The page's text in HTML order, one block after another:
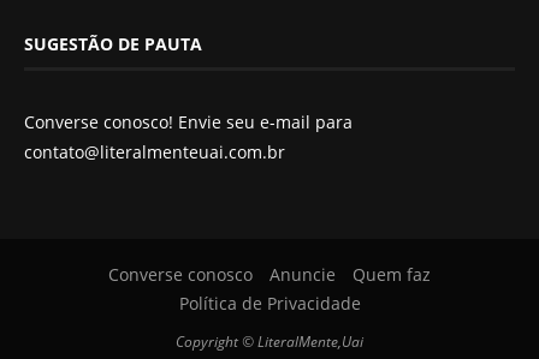
SUGESTÃO DE PAUTA
Converse conosco! Envie seu e-mail para
contato@literalmenteuai.com.br
Converse conosco Anuncie
Quem faz
Política de Privacidade
Copyright © LiteralMente,Uai